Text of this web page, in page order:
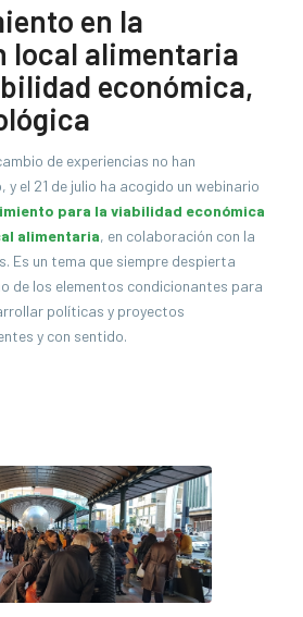
en la
local alimentaria
económica,
de experiencias no han
y el 21 de julio ha acogido un webinario
para la viabilidad económica
alimentaria, en colaboración con la
Es un tema que siempre despierta
de los elementos condicionantes para
políticas y proyectos
y con sentido.